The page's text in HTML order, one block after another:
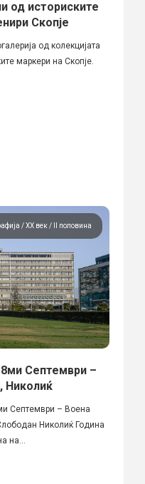
од историските
Скопје
од колекцијата
маркери на Скопје.
ХХ век / II половина
Септември –
Николиќ
Септември – Воена
Николиќ Година
на...